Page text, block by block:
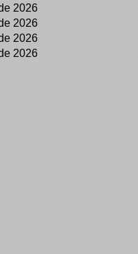
2026
2026
2026
2026